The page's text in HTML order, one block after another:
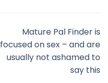
Mature Pal Finder is
focused on sex – and are
usually not ashamed to
say this